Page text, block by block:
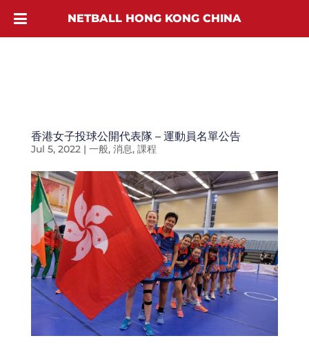
香港女子投球公開代表隊 – 運動員名單公告
Jul 5, 2022| 一般, 消息, 課程
NETBALL HONG KONG CHINA